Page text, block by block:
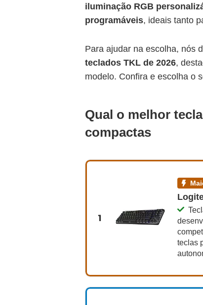
iluminação RGB
programáveis, ideais tanto
Para ajudar na escolha, nós
teclados TKL de 2026,
modelo. Confira e escolha o
Qual o melhor
compactas
1
teclas